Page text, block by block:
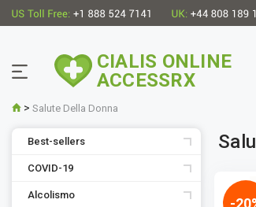
CIALIS ONLINE
ACCESSRX
> Salute Della Donna
Best-sellers
COVID-19
Alcolismo -